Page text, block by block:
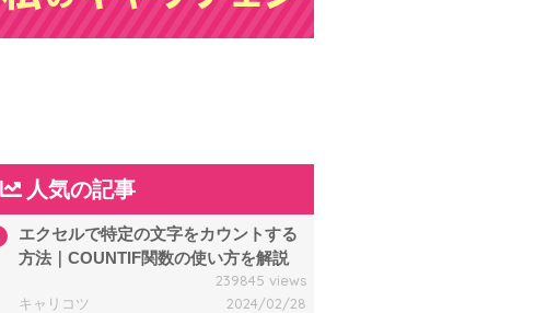
人気の記事
エクセルで特定の文字をカウントする
方法｜COUNTIF関数の使い方を解説
239845 views
キャリコツ
2024/02/28